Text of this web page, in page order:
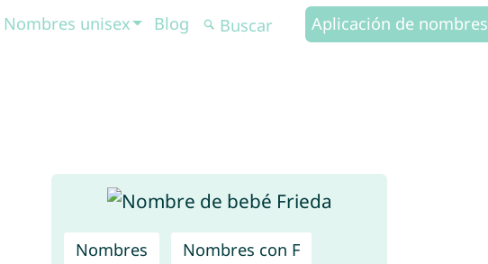
Nombres unisex Blog Aplicación de nombres
Nombres Nombres con F